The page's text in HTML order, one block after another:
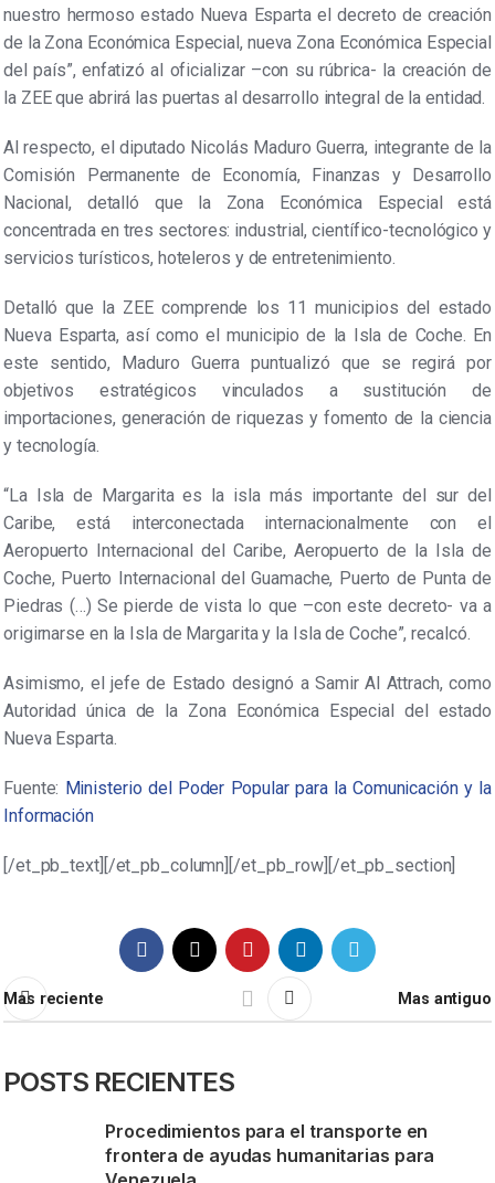
nuestro hermoso estado Nueva Esparta el decreto de creación
de la Zona Económica Especial, nueva Zona Económica Especial
del país”, enfatizó al oficializar –con su rúbrica- la creación de
la ZEE que abrirá las puertas al desarrollo integral de la entidad.
Al respecto, el diputado Nicolás Maduro Guerra, integrante de la
Comisión Permanente de Economía, Finanzas y Desarrollo
Nacional, detalló que la Zona Económica Especial está
concentrada en tres sectores: industrial, científico-tecnológico y
servicios turísticos, hoteleros y de entretenimiento.
Detalló que la ZEE comprende los 11 municipios del estado
Nueva Esparta, así como el municipio de la Isla de Coche. En
este sentido, Maduro Guerra puntualizó que se regirá por
objetivos estratégicos vinculados a sustitución de
importaciones, generación de riquezas y fomento de la ciencia
y tecnología.
“La Isla de Margarita es la isla más importante del sur del
Caribe, está interconectada internacionalmente con el
Aeropuerto Internacional del Caribe, Aeropuerto de la Isla de
Coche, Puerto Internacional del Guamache, Puerto de Punta de
Piedras (…) Se pierde de vista lo que –con este decreto- va a
origirnarse en la Isla de Margarita y la Isla de Coche”, recalcó.
Asimismo, el jefe de Estado designó a Samir Al Attrach, como
Autoridad única de la Zona Económica Especial del estado
Nueva Esparta.
Fuente: Ministerio del Poder Popular para la Comunicación y la
Información
[/et_pb_text][/et_pb_column][/et_pb_row][/et_pb_section]
Mas reciente Mas antiguo
POSTS RECIENTES
Procedimientos para el transporte en
frontera de ayudas humanitarias para